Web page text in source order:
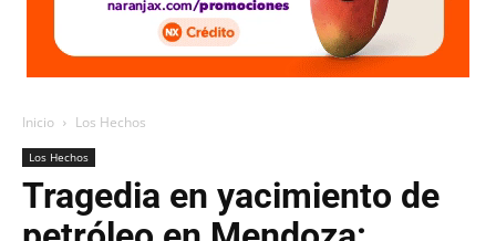
Inicio Los Hechos
Los Hechos
Tragedia en yacimiento de